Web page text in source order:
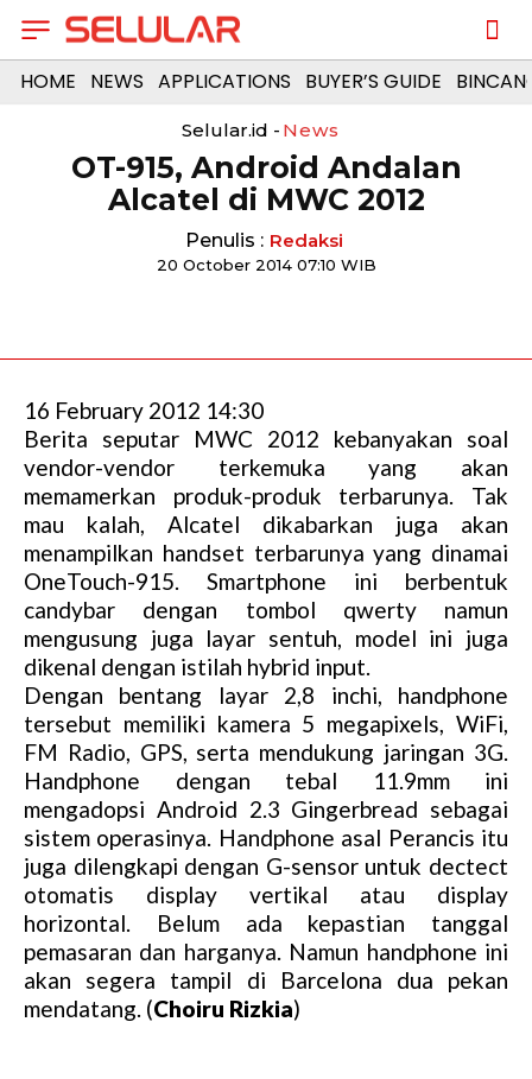
HOME NEWS APPLICATIONS BUYER’S GUIDE
Selular.id - News
OT-915, Android Andalan
Alcatel di MWC 2012
Penulis : Redaksi
20 October 2014 07:10 WIB
16 February 2012 14:30
Berita seputar MWC 2012 kebanyakan soal
vendor-vendor terkemuka yang akan
memamerkan produk-produk terbarunya. Tak
mau kalah, Alcatel dikabarkan juga akan
menampilkan handset terbarunya yang dinamai
OneTouch-915. Smartphone ini berbentuk
candybar dengan tombol qwerty namun
mengusung juga layar sentuh, model ini juga
dikenal dengan istilah hybrid input.
Dengan bentang layar 2,8 inchi, handphone
tersebut memiliki kamera 5 megapixels, WiFi,
FM Radio, GPS, serta mendukung jaringan 3G.
Handphone dengan tebal 11.9mm ini
mengadopsi Android 2.3 Gingerbread sebagai
sistem operasinya. Handphone asal Perancis itu
juga dilengkapi dengan G-sensor untuk dectect
otomatis display vertikal atau display
horizontal. Belum ada kepastian tanggal
pemasaran dan harganya. Namun handphone ini
akan segera tampil di Barcelona dua pekan
mendatang. (Choiru Rizkia)